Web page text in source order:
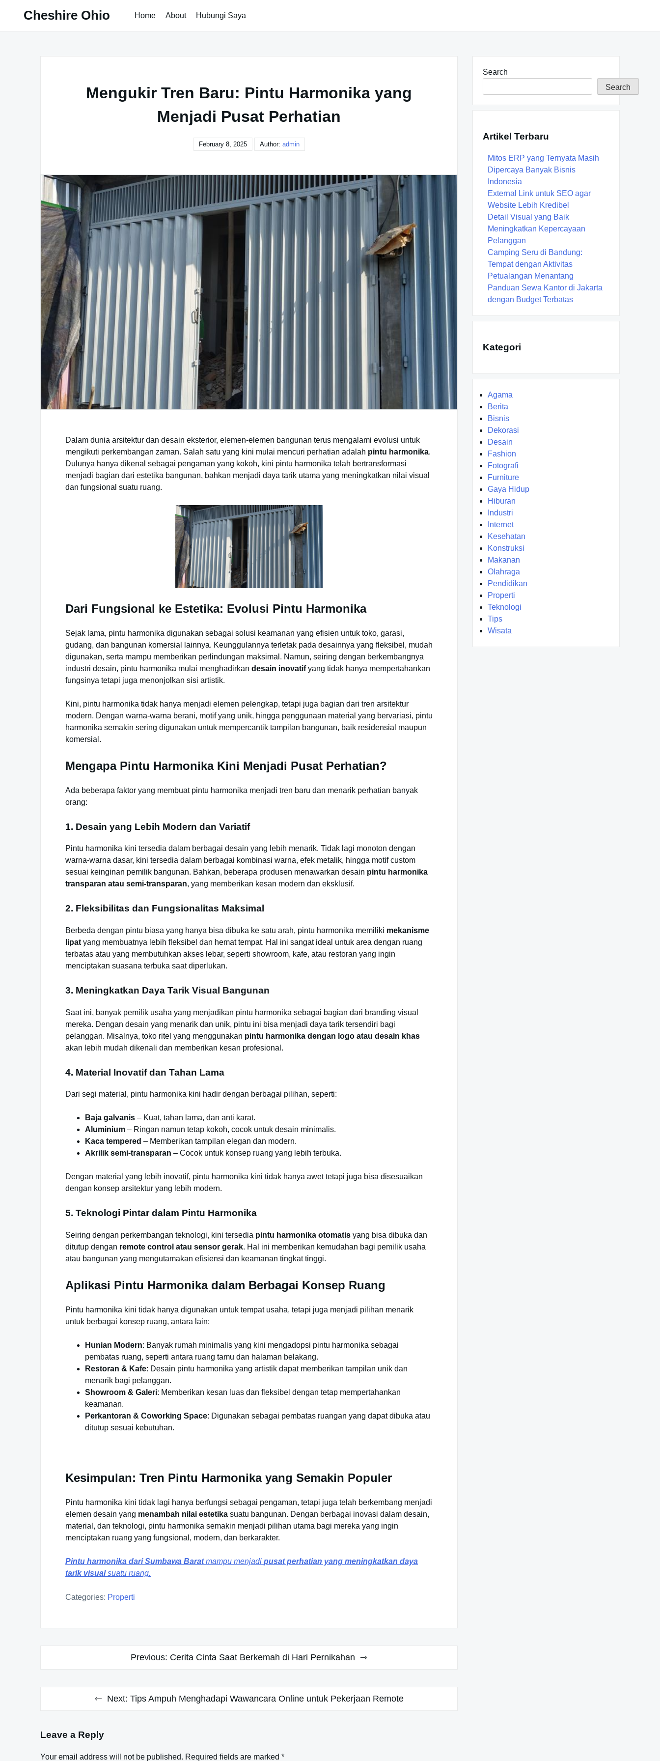
Cheshire Ohio Home About Hubungi Saya
Mengukir Tren Baru: Pintu Harmonika yang
Menjadi Pusat Perhatian
February 8, 2025 Author: admin
Dalam dunia arsitektur dan desain eksterior, elemen-elemen bangunan terus mengalami evolusi untuk
mengikuti perkembangan zaman. Salah satu yang kini mulai mencuri perhatian adalah pintu harmonika.
Dulunya hanya dikenal sebagai pengaman yang kokoh, kini pintu harmonika telah bertransformasi
menjadi bagian dari estetika bangunan, bahkan menjadi daya tarik utama yang meningkatkan nilai visual
dan fungsional suatu ruang.
Dari Fungsional ke Estetika: Evolusi Pintu Harmonika
Sejak lama, pintu harmonika digunakan sebagai solusi keamanan yang efisien untuk toko, garasi,
gudang, dan bangunan komersial lainnya. Keunggulannya terletak pada desainnya yang fleksibel, mudah
digunakan, serta mampu memberikan perlindungan maksimal. Namun, seiring dengan berkembangnya
industri desain, pintu harmonika mulai menghadirkan desain inovatifyang tidak hanya mempertahankan
fungsinya tetapi juga menonjolkan sisi artistik.
Kini, pintu harmonika tidak hanya menjadi elemen pelengkap, tetapi juga bagian dari tren arsitektur
modern. Dengan warna-warna berani, motif yang unik, hingga penggunaan material yang bervariasi, pintu
harmonika semakin sering digunakan untuk mempercantik tampilan bangunan, baik residensial maupun
komersial.
Mengapa Pintu Harmonika Kini Menjadi Pusat Perhatian?
Ada beberapa faktor yang membuat pintu harmonika menjadi tren baru dan menarik perhatian banyak
orang:
1. Desain yang Lebih Modern dan Variatif
Pintu harmonika kini tersedia dalam berbagai desain yang lebih menarik. Tidak lagi monoton dengan
warna-warna dasar, kini tersedia dalam berbagai kombinasi warna, efek metalik, hingga motif custom
sesuai keinginan pemilik bangunan. Bahkan, beberapa produsen menawarkan desain pintu harmonika
transparan atau semi-transparan, yang memberikan kesan modern dan eksklusif.
2. Fleksibilitas dan Fungsionalitas Maksimal
Berbeda dengan pintu biasa yang hanya bisa dibuka ke satu arah, pintu harmonika memiliki mekanisme
lipat yang membuatnya lebih fleksibel dan hemat tempat. Hal ini sangat ideal untuk area dengan ruang
terbatas atau yang membutuhkan akses lebar, seperti showroom, kafe, atau restoran yang ingin
menciptakan suasana terbuka saat diperlukan.
3. Meningkatkan Daya Tarik Visual Bangunan
Saat ini, banyak pemilik usaha yang menjadikan pintu harmonika sebagai bagian dari branding visual
mereka. Dengan desain yang menarik dan unik, pintu ini bisa menjadi daya tarik tersendiri bagi
pelanggan. Misalnya, toko ritel yang menggunakan pintu harmonika dengan logo atau desain khas
akan lebih mudah dikenali dan memberikan kesan profesional.
4. Material Inovatif dan Tahan Lama
Dari segi material, pintu harmonika kini hadir dengan berbagai pilihan, seperti:
Baja galvanis – Kuat, tahan lama, dan anti karat.
Aluminium – Ringan namun tetap kokoh, cocok untuk desain minimalis.
Kaca tempered – Memberikan tampilan elegan dan modern.
Akrilik semi-transparan – Cocok untuk konsep ruang yang lebih terbuka.
Dengan material yang lebih inovatif, pintu harmonika kini tidak hanya awet tetapi juga bisa disesuaikan
dengan konsep arsitektur yang lebih modern.
5. Teknologi Pintar dalam Pintu Harmonika
Seiring dengan perkembangan teknologi, kini tersedia pintu harmonika otomatis yang bisa dibuka dan
ditutup dengan remote control atau sensor gerak. Hal ini memberikan kemudahan bagi pemilik usaha
atau bangunan yang mengutamakan efisiensi dan keamanan tingkat tinggi.
Aplikasi Pintu Harmonika dalam Berbagai Konsep Ruang
Pintu harmonika kini tidak hanya digunakan untuk tempat usaha, tetapi juga menjadi pilihan menarik
untuk berbagai konsep ruang, antara lain:
Hunian Modern: Banyak rumah minimalis yang kini mengadopsi pintu harmonika sebagai
pembatas ruang, seperti antara ruang tamu dan halaman belakang.
Restoran & Kafe: Desain pintu harmonika yang artistik dapat memberikan tampilan unik dan
menarik bagi pelanggan.
Showroom & Galeri: Memberikan kesan luas dan fleksibel dengan tetap mempertahankan
keamanan.
Perkantoran & Coworking Space: Digunakan sebagai pembatas ruangan yang dapat dibuka atau
ditutup sesuai kebutuhan.
Kesimpulan: Tren Pintu Harmonika yang Semakin Populer
Pintu harmonika kini tidak lagi hanya berfungsi sebagai pengaman, tetapi juga telah berkembang menjadi
elemen desain yang menambah nilai estetika suatu bangunan. Dengan berbagai inovasi dalam desain,
material, dan teknologi, pintu harmonika semakin menjadi pilihan utama bagi mereka yang ingin
menciptakan ruang yang fungsional, modern, dan berkarakter.
Pintu harmonika dari Sumbawa Baratmampu menjadi pusat perhatian yang meningkatkan daya
tarik visualsuatu ruang.
Categories: Properti
Previous: Cerita Cinta Saat Berkemah di Hari Pernikahan
Next: Tips Ampuh Menghadapi Wawancara Online untuk Pekerjaan Remote
Leave a Reply
Your email address will not be published. Required fields are marked *
Search
Search
Artikel Terbaru
Mitos ERP yang Ternyata Masih
Dipercaya Banyak Bisnis
Indonesia
External Link untuk SEO agar
Website Lebih Kredibel
Detail Visual yang Baik
Meningkatkan Kepercayaan
Pelanggan
Camping Seru di Bandung:
Tempat dengan Aktivitas
Petualangan Menantang
Panduan Sewa Kantor di Jakarta
dengan Budget Terbatas
Kategori
Agama
Berita
Bisnis
Dekorasi
Desain
Fashion
Fotografi
Furniture
Gaya Hidup
Hiburan
Industri
Internet
Kesehatan
Konstruksi
Makanan
Olahraga
Pendidikan
Properti
Teknologi
Tips
Wisata